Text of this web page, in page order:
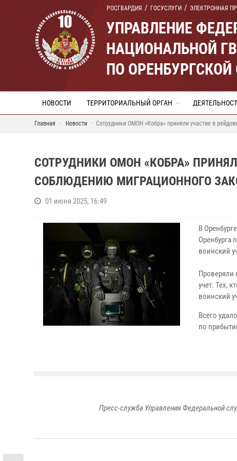
РОСГВАРДИЯ ГОСУСЛУГИ ЭЛЕКТРОННАЯ
УПРАВЛЕНИЕ
НАЦИОНАЛЬНОЙ
ПО
НОВОСТИ ТЕРРИТОРИАЛЬНЫЙ ОРГАН
Главная Новости Сотрудники ОМОН «Кобра» приняли участие в
СОТРУДНИКИ ОМОН «КОБРА»
СОБЛЮДЕНИЮ МИГРАЦИОННОГО
01 июня 2025, 16:49
В
Оренбурга
воинский
Проверяли
учет. Тех,
воинский
Всего
по
Пресс-служба Управления Федеральной